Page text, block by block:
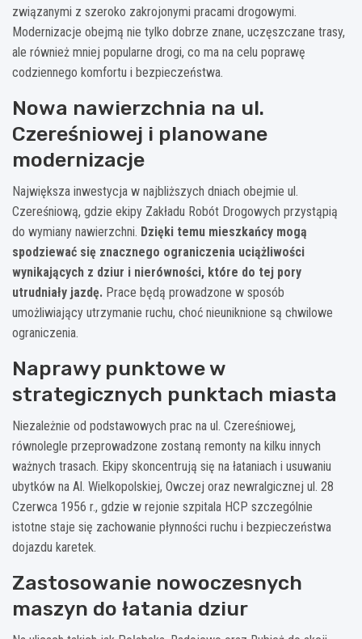
związanymi z szeroko zakrojonymi pracami drogowymi.
Modernizacje obejmą nie tylko dobrze znane, uczęszczane trasy,
ale również mniej popularne drogi, co ma na celu poprawę
codziennego komfortu i bezpieczeństwa.
Nowa nawierzchnia na ul.
Czereśniowej i planowane
modernizacje
Największa inwestycja w najbliższych dniach obejmie ul.
Czereśniową, gdzie ekipy Zakładu Robót Drogowych przystąpią
do wymiany nawierzchni. Dzięki temu mieszkańcy mogą
spodziewać się znacznego ograniczenia uciążliwości
wynikających z dziur i nierówności, które do tej pory
utrudniały jazdę. Prace będą prowadzone w sposób
umożliwiający utrzymanie ruchu, choć nieuniknione są chwilowe
ograniczenia.
Naprawy punktowe w
strategicznych punktach miasta
Niezależnie od podstawowych prac na ul. Czereśniowej,
równolegle przeprowadzone zostaną remonty na kilku innych
ważnych trasach. Ekipy skoncentrują się na łataniach i usuwaniu
ubytków na Al. Wielkopolskiej, Owczej oraz newralgicznej ul. 28
Czerwca 1956 r., gdzie w rejonie szpitala HCP szczególnie
istotne staje się zachowanie płynności ruchu i bezpieczeństwa
dojazdu karetek.
Zastosowanie nowoczesnych
maszyn do łatania dziur